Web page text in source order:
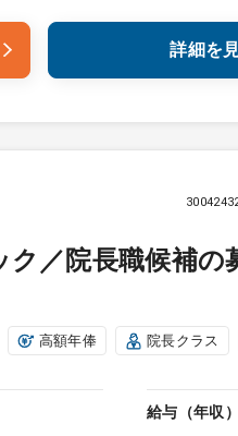
詳細を
ク／院長職候補の
高額年俸 院長クラス
給与（年収）